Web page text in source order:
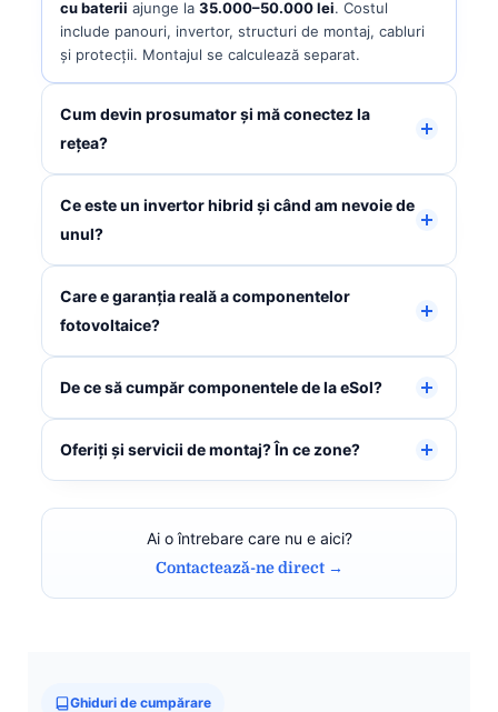
cu baterii ajunge la 35.000–50.000 lei. Costul
include panouri, invertor, structuri de montaj, cabluri
și protecții. Montajul se calculează separat.
Cum devin prosumator și mă conectez la
rețea?
Ce este un invertor hibrid și când am nevoie de
unul?
Care e garanția reală a componentelor
fotovoltaice?
De ce să cumpăr componentele de la eSol?
Oferiți și servicii de montaj? În ce zone?
Ai o întrebare care nu e aici?
Contactează-ne direct →
Ghiduri de cumpărare